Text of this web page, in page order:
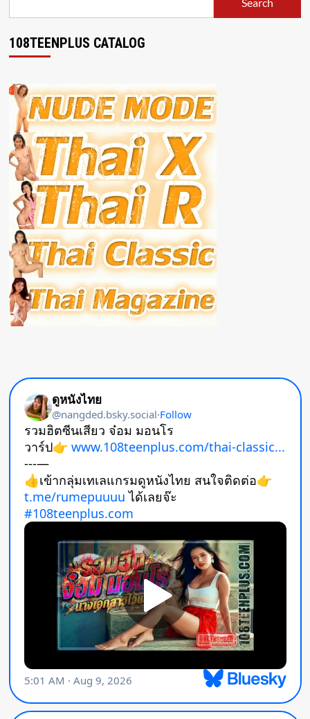
108TEENPLUS CATALOG